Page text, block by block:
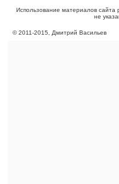
Использование материалов
не
©2011-2015 , Дмитрий Васильев